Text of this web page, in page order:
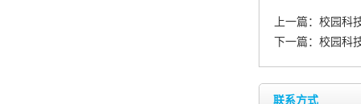
上一篇： 校园科
下一篇： 校园科
联系方式